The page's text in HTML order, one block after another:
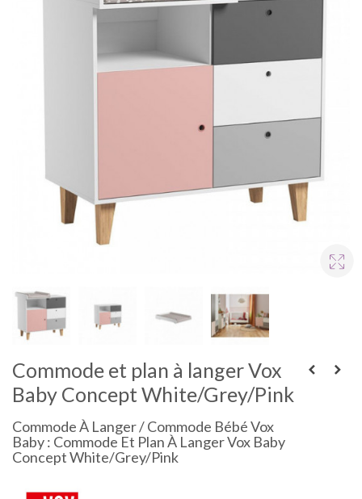
Commode et plan à langer Vox
Baby Concept White/Grey/Pink
Commode À Langer / Commode Bébé Vox
Baby : Commode Et Plan À Langer Vox Baby
Concept White/Grey/Pink